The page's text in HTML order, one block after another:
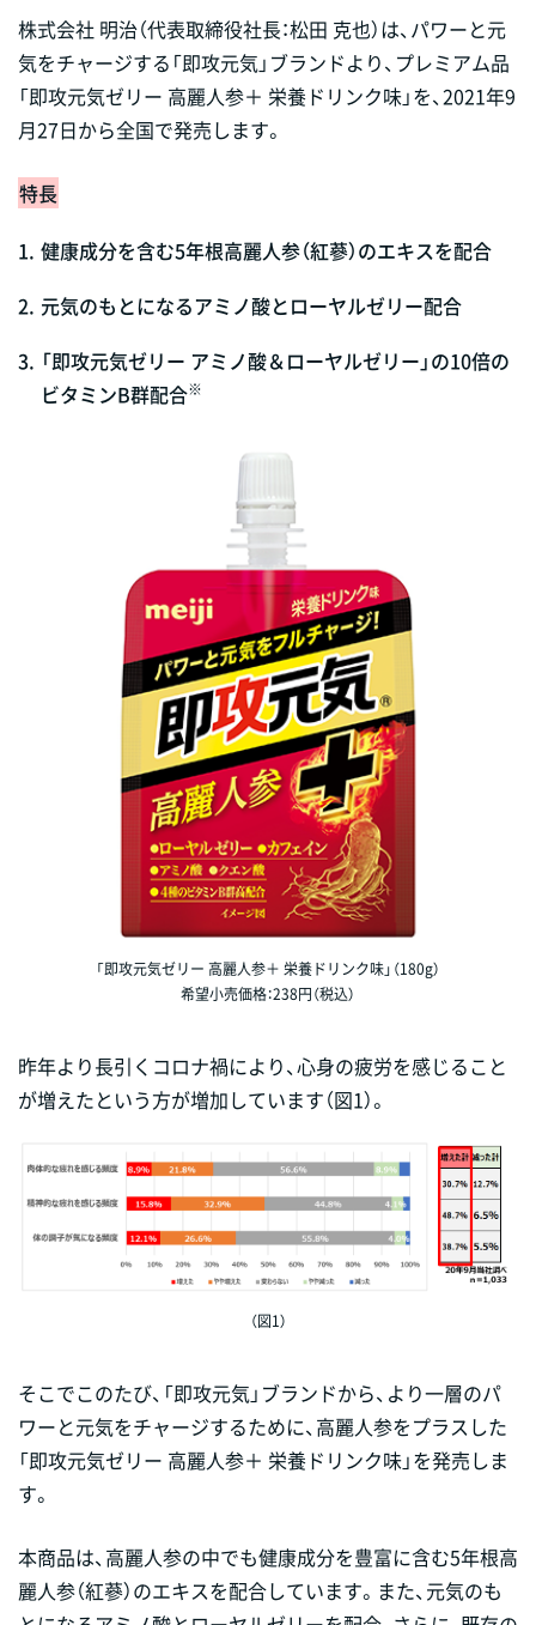
株式会社 明治（代表取締役社長：松田 克也）は、パワーと元
気をチャージする「即攻元気」ブランドより、プレミアム品
「即攻元気ゼリー 高麗人参＋ 栄養ドリンク味」を、2021年9
月27日から全国で発売します。
特長
1. 健康成分を含む5年根高麗人参（紅蔘）のエキスを配合
2. 元気のもとになるアミノ酸とローヤルゼリー配合
3. 「即攻元気ゼリー アミノ酸＆ローヤルゼリー」の10倍の
ビタミンB群配合※
「即攻元気ゼリー 高麗人参＋ 栄養ドリンク味」（180g）
希望小売価格：238円（税込）
昨年より長引くコロナ禍により、心身の疲労を感じること
が増えたという方が増加しています（図1）。
（図1）
そこでこのたび、「即攻元気」ブランドから、より一層のパ
ワーと元気をチャージするために、高麗人参をプラスした
「即攻元気ゼリー 高麗人参＋ 栄養ドリンク味」を発売しま
す。
本商品は、高麗人参の中でも健康成分を豊富に含む5年根高
麗人参（紅蔘）のエキスを配合しています。また、元気のも